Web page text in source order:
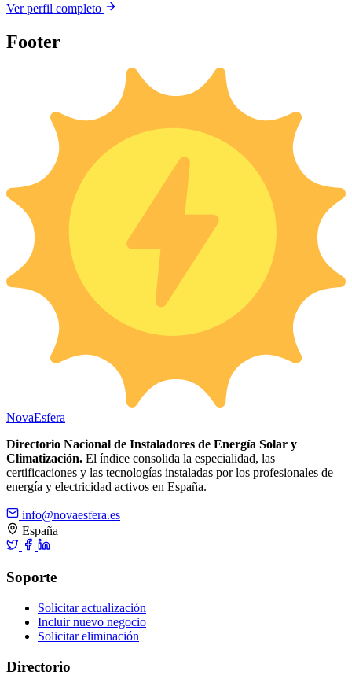
Ver perfil completo
Footer
NovaEsfera
Directorio Nacional de Instaladores de Energía Solar y
Climatización. El índice consolida la especialidad, las
certificaciones y las tecnologías instaladas por los profesionales de
energía y electricidad activos en España.
info@novaesfera.es
España
Soporte
Solicitar actualización
Incluir nuevo negocio
Solicitar eliminación
Directorio